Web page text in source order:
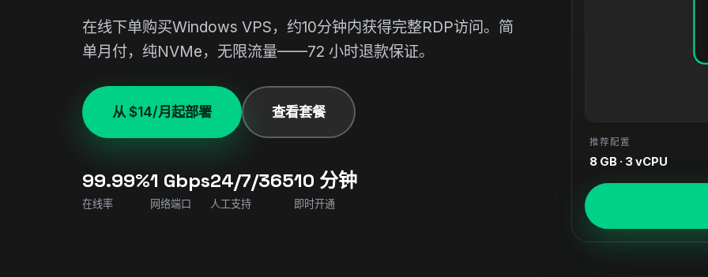
在线下单购买Windows VPS，约10分钟内获得完整RDP访问。简
单月付，纯NVMe，无限流量——72 小时退款保证。
从 $14/月起部署 查看套餐
99.99%
在线率
1 Gbps
网络端口
24/7/365
人工支持
10 分钟
即时开通
推荐配置
8 GB · 3 vCPU